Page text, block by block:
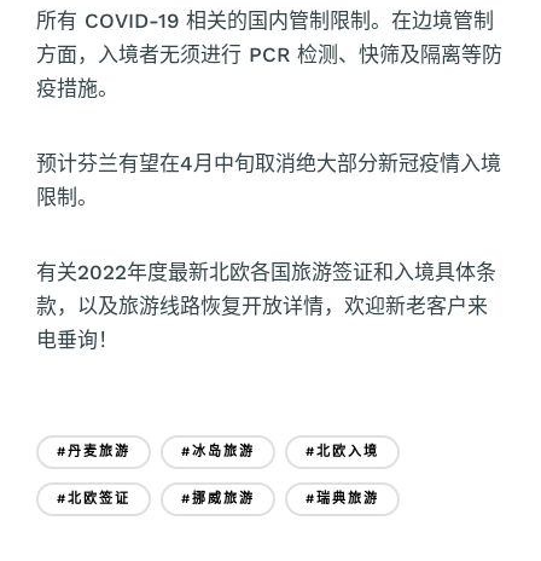
所有 COVID-19 相关的国内管制限制。在边境管制
方面，入境者无须进行 PCR 检测、快筛及隔离等防
疫措施。
预计芬兰有望在4月中旬取消绝大部分新冠疫情入境
限制。
有关2022年度最新北欧各国旅游签证和入境具体条
款，以及旅游线路恢复开放详情，欢迎新老客户来
电垂询！
#丹麦旅游 #冰岛旅游 #北欧入境
#北欧签证 #挪威旅游 #瑞典旅游